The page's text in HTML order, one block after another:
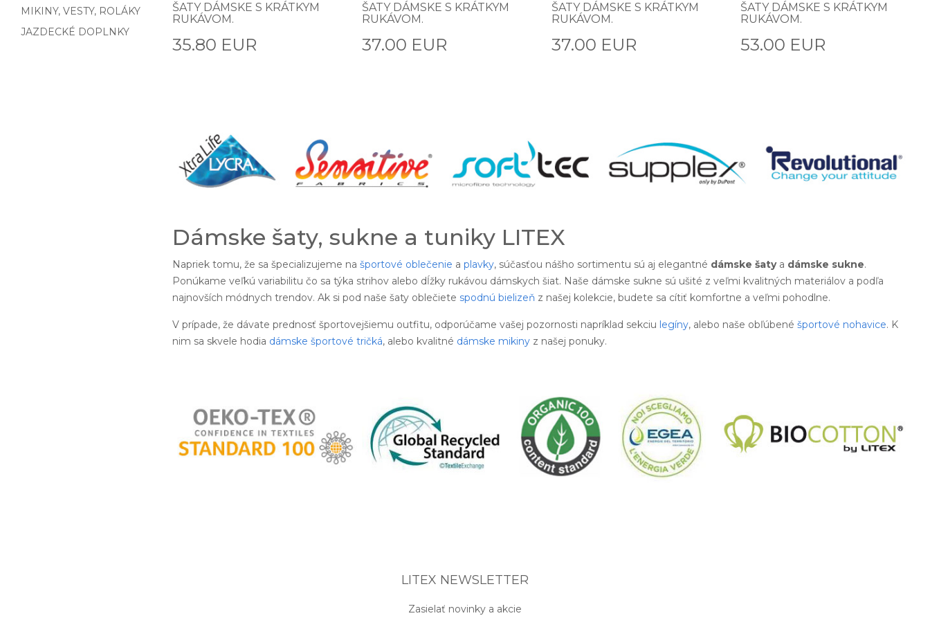
MIKINY, VESTY, ROLÁKY
JAZDECKÉ DOPLNKY
ŠATY DÁMSKE S KRÁTKYM
RUKÁVOM.
35.80 EUR
ŠATY DÁMSKE S KRÁTKYM
RUKÁVOM.
37.00 EUR
ŠATY DÁMSKE S KRÁTKYM
RUKÁVOM.
37.00 EUR
ŠATY DÁMSKE S KRÁTKYM
RUKÁVOM.
53.00 EUR
Dámske šaty, sukne a tuniky LITEX
Napriek tomu, že sa špecializujeme na športové oblečenie a plavky, súčasťou nášho sortimentu sú aj elegantné dámske šatya dámske sukne.
Ponúkame veľkú variabilitu čo sa týka strihov alebo dĺžky rukávou dámskych šiat. Naše dámske sukne sú ušité z veľmi kvalitných materiálov a podľa
najnovších módnych trendov. Ak si pod naše šaty oblečiete spodnú bielizeň z našej kolekcie, budete sa cítiť komfortne a veľmi pohodlne.
V prípade, že dávate prednosť športovejšiemu outfitu, odporúčame vašej pozornosti napríklad sekciu legíny, alebo naše obľúbené športové nohavice. K
nim sa skvele hodia dámske športové tričká, alebo kvalitné dámske mikiny z našej ponuky.
LITEX NEWSLETTER
Zasielať novinky a akcie